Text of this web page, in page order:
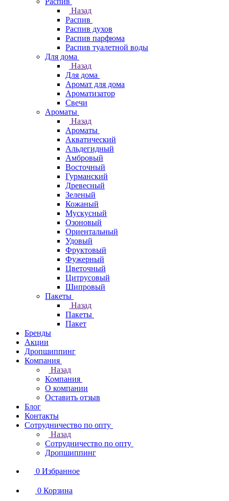
Назад
Распив
Распив духов
Распив парфюма
Распив туалетной воды
Для дома
Назад
Для дома
Аромат для дома
Ароматизатор
Свечи
Ароматы
Назад
Ароматы
Акватический
Альдегидный
Амбровый
Восточный
Гурманский
Древесный
Зеленый
Кожаный
Мускусный
Озоновый
Ориентальный
Удовый
Фруктовый
Фужерный
Цветочный
Цитрусовый
Шипровый
Пакеты
Назад
Пакеты
Пакет
Бренды
Акции
Дропшиппинг
Компания
Назад
Компания
О компании
Оставить отзыв
Блог
Контакты
Сотрудничество по опту
Назад
Сотрудничество по опту
Дропшиппинг
0 Избранное
0 Корзина